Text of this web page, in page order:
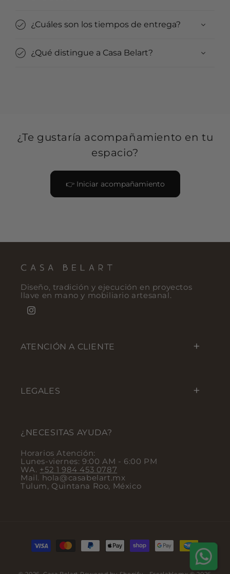
¿Cuáles son los tiempos de entrega?
¿Qué distingue a Casa Belart?
¿Te gustaría acompañamiento en tu
espacio?
👉 Iniciar acompañamiento
Diseño, tradición y ejecución en proyectos
llave en mano y mobiliario artesanal.
Instagram
ATENCIÓN A CLIENTE
LEGALES
¿NECESITAS AYUDA?
Horarios Atención:
Lunes-viernes: 9:00 AM - 6:00 PM
WA. +52 1 984 453 0787
Mail. hola@casabelart.mx
Tulum, Quintana Roo, México